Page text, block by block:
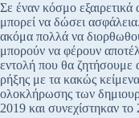
Σε έναν κόσμο
μπορεί να δώσει
ακόμα πολλά να
μπορούν να φέρουν
εντολή που θα ζητήσουμε
ρήξης με τα κακώς
ολοκλήρωσης των
2019 και συνεχίστηκαν το